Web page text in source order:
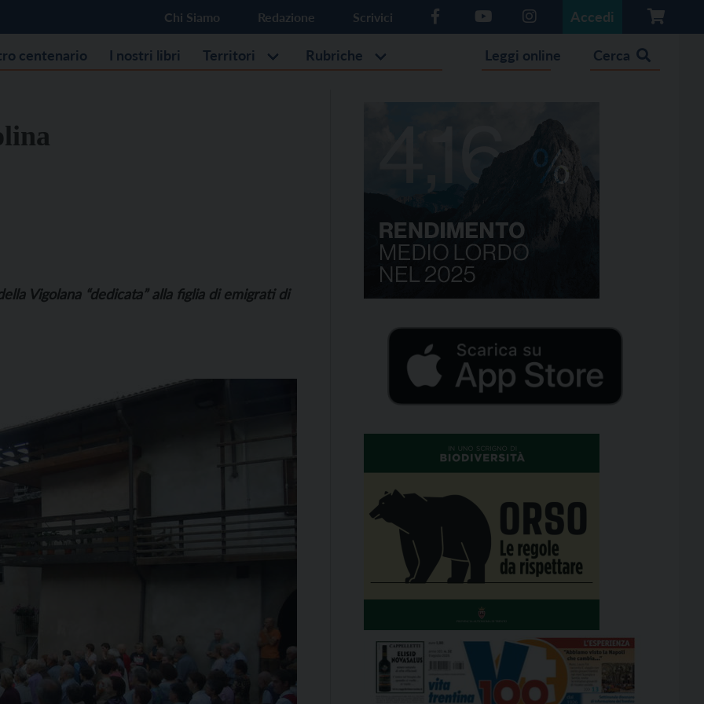
Chi Siamo Redazione Scrivici Accedi
centenario I nostri libri Territori Rubriche Leggi online Cerca
Vigolana “dedicata” alla figlia di emigrati di